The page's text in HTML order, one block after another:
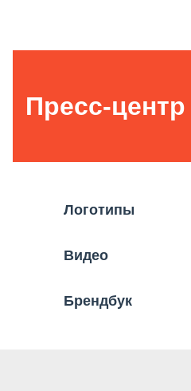
Пресс-центр
Логотипы
Видео
Брендбук